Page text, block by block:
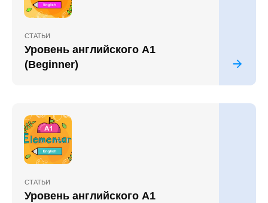
СТАТЬИ
Уровень английского A1
(Beginner)
СТАТЬИ
Уровень английского A1